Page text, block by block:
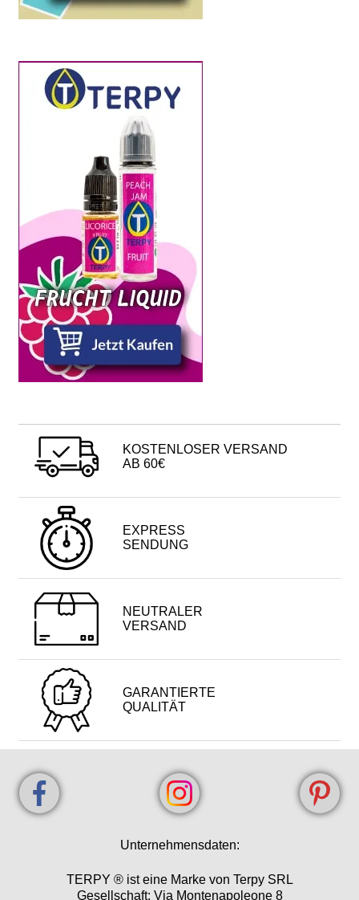
KOSTENLOSER VERSAND
AB 60€
EXPRESS
SENDUNG
NEUTRALER
VERSAND
GARANTIERTE
QUALITÄT
Unternehmensdaten:
TERPY ® ist eine Marke von Terpy SRL
Gesellschaft: Via Montenapoleone 8